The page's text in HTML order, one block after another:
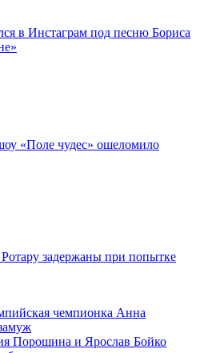
в Инстаграм под песню Бориса
«Поле чудес» ошеломило
задержаны при попытке
чемпионка Анна
Порошина и Ярослав Бойко